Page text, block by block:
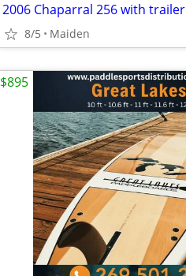
2006 Chaparral 256 with trailer
8/5 Maiden
$895